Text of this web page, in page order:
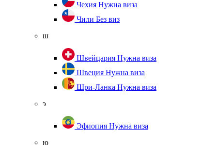
Чехия Нужна виза
Чили Без виз
ш
Швейцария Нужна виза
Швеция Нужна виза
Шри-Ланка Нужна виза
э
Эфиопия Нужна виза
ю